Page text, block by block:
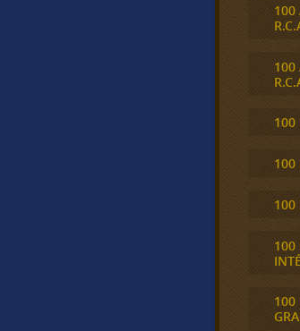
100
100
100
100
100
100
100